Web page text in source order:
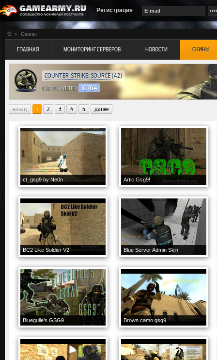
Регистрация
Скины
ГЛАВНАЯ МОНИТОРИНГ СЕРВЕРОВ НОВОСТИ СКИНЫ
COUNTER-STRIKE: SOURCE (42)
ВСЕГО МОДЕЛЕЙ 10764
назад 1 2 3 4 5 далее
ct_gsg9 by Ne0n Artic Gsg9!
BC2 Like Soldier V2 Blue Server Admin Skin
Blueguile's GSG9 Brown camo gsg9